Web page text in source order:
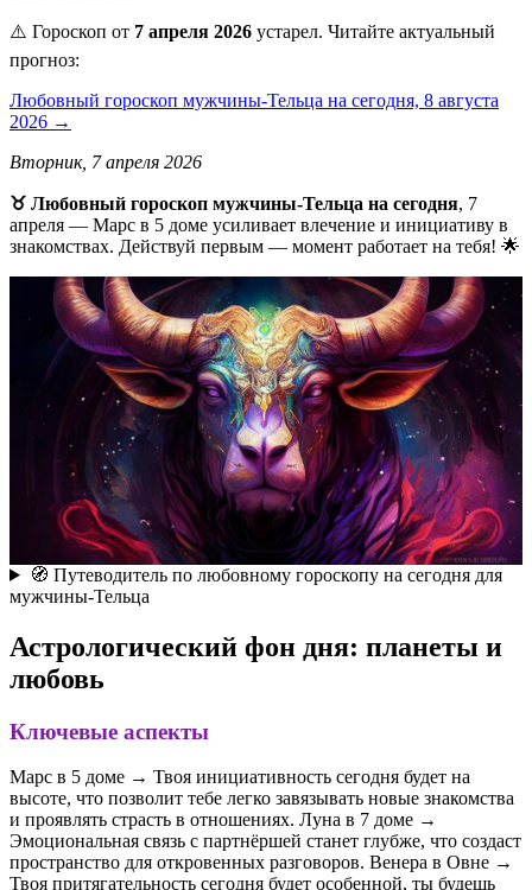
⚠️ Гороскоп от 7 апреля 2026 устарел. Читайте актуальный
прогноз:
Любовный гороскоп мужчины-Тельца на сегодня, 8 августа
2026 →
Вторник, 7 апреля 2026
♉ Любовный гороскоп мужчины-Тельца на сегодня, 7
апреля — Марс в 5 доме усиливает влечение и инициативу в
знакомствах. Действуй первым — момент работает на тебя! 🌟
🧭 Путеводитель по любовному гороскопу на сегодня для
мужчины-Тельца
Астрологический фон дня: планеты и
любовь
Ключевые аспекты
Марс в 5 доме → Твоя инициативность сегодня будет на
высоте, что позволит тебе легко завязывать новые знакомства
и проявлять страсть в отношениях. Луна в 7 доме →
Эмоциональная связь с партнёршей станет глубже, что создаст
пространство для откровенных разговоров. Венера в Овне →
Твоя притягательность сегодня будет особенной, ты будешь